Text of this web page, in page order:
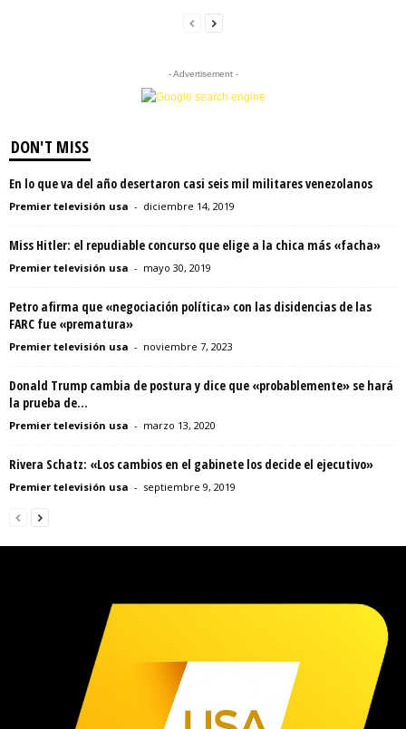
- Advertisement -
DON'T MISS
En lo que va del año desertaron casi seis mil militares venezolanos
Premier televisión usa - diciembre 14, 2019
Miss Hitler: el repudiable concurso que elige a la chica más «facha»
Premier televisión usa - mayo 30, 2019
Petro afirma que «negociación política» con las disidencias de las
FARC fue «prematura»
Premier televisión usa - noviembre 7, 2023
Donald Trump cambia de postura y dice que «probablemente» se hará
la prueba de...
Premier televisión usa - marzo 13, 2020
Rivera Schatz: «Los cambios en el gabinete los decide el ejecutivo»
Premier televisión usa - septiembre 9, 2019